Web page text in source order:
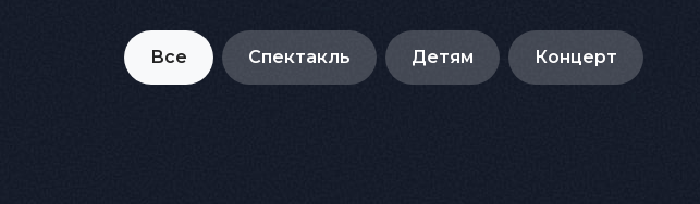
Все Спектакль Детям Концерт